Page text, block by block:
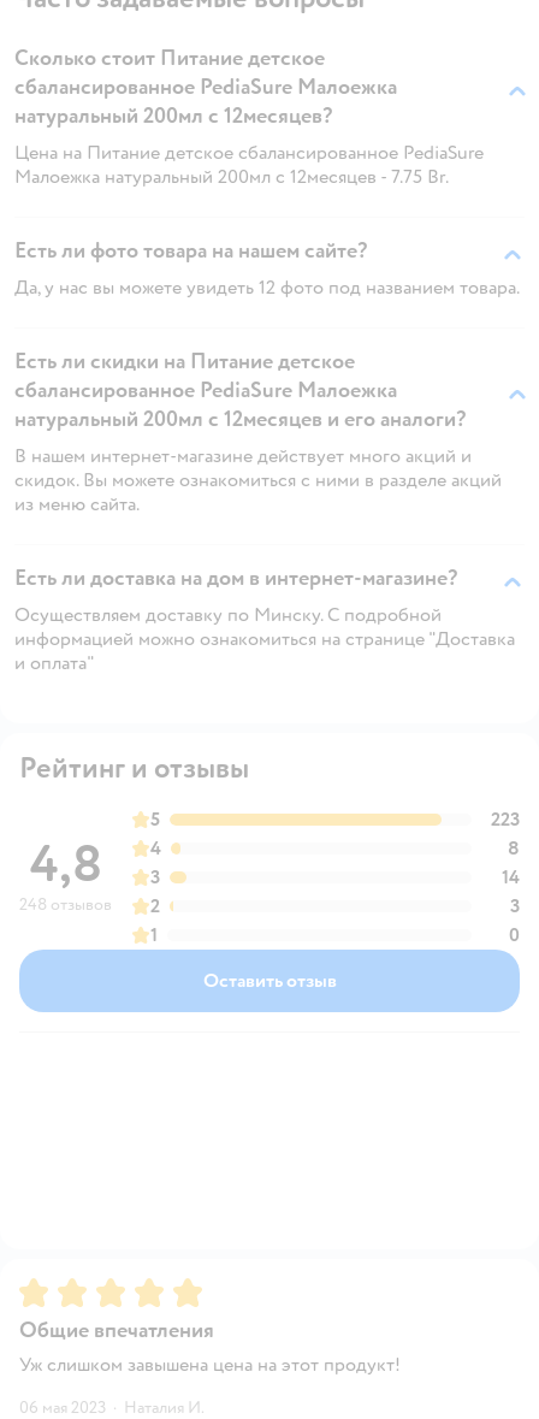
Сколько стоит Питание детское
сбалансированное PediaSure Малоежка
натуральный 200мл с 12месяцев?
Цена на Питание детское сбалансированное PediaSure
Малоежка натуральный 200мл с 12месяцев - 7.75 Br.
Есть ли фото товара на нашем сайте?
Да, у нас вы можете увидеть 12 фото под названием товара.
Есть ли скидки на Питание детское
сбалансированное PediaSure Малоежка
натуральный 200мл с 12месяцев и его аналоги?
В нашем интернет-магазине действует много акций и
скидок. Вы можете ознакомиться с ними в разделе акций
из меню сайта.
Есть ли доставка на дом в интернет-магазине?
Осуществляем доставку по Минску. С подробной
информацией можно ознакомиться на странице "Доставка
и оплата"
Рейтинг и отзывы
4,8
248 отзывов
5
223
4
8
3
14
2
3
1
0
Оставить отзыв
Рейтинг:5
Общие впечатления
Уж слишком завышена цена на этот продукт!
06 мая 2023 · Наталия И.